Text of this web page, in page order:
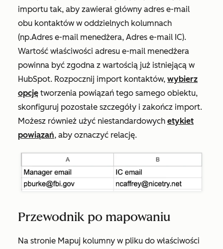
importu tak, aby zawierał główny adres e-mail
obu kontaktów w oddzielnych kolumnach
(np.Adres e-mail menedżera, Adres e-mail IC).
Wartość właściwości adresu e-mail menedżera
powinna być zgodna z wartością już istniejącą w
HubSpot. Rozpocznij import kontaktów, wybierz
opcję tworzenia powiązań tego samego obiektu,
skonfiguruj pozostałe szczegóły i zakończ import.
Możesz również użyć niestandardowych etykiet
powiązań, aby oznaczyć relację.
Przewodnik po mapowaniu
Na stronie Mapuj kolumny w pliku do właściwości